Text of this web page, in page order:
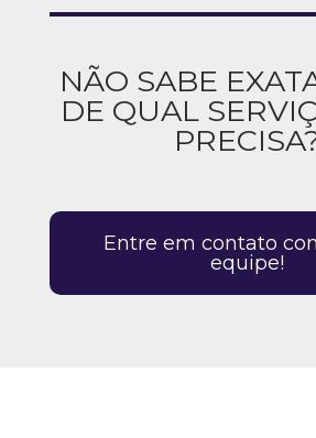
NÃO SABE
DE QUAL
Entre em contato
equipe!